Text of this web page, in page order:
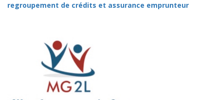
regroupement de crédits et assurance emprunteur